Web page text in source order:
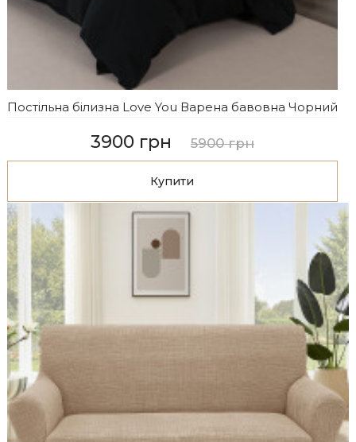
Постільна білизна Love You Варена бавовна Чорний
3900 грн 5900 грн
Купити